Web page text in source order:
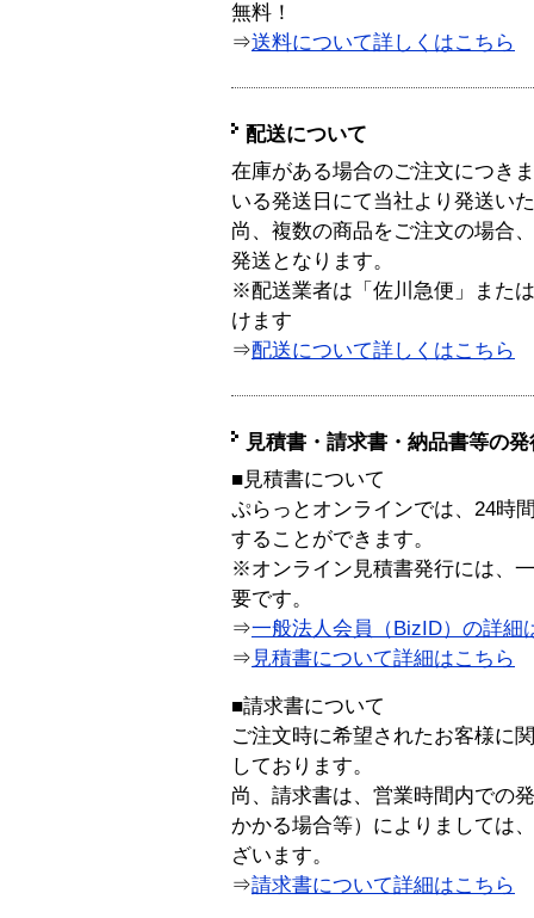
無料！
⇒送料について詳しくはこちら
配送について
在庫がある場合のご注文につき
いる発送日にて当社より発送い
尚、複数の商品をご注文の場合
発送となります。
※配送業者は「佐川急便」また
けます
⇒配送について詳しくはこちら
見積書・請求書・納品書等の
■見積書について
ぷらっとオンラインでは、24時
することができます。
※オンライン見積書発行には、
要です。
⇒一般法人会員（BizID）の詳細
⇒ 見積書について詳細はこちら
■請求書について
ご注文時に希望されたお客様に
しております。
尚、請求書は、営業時間内での
かかる場合等）によりましては
ざいます。
⇒請求書について詳細はこちら